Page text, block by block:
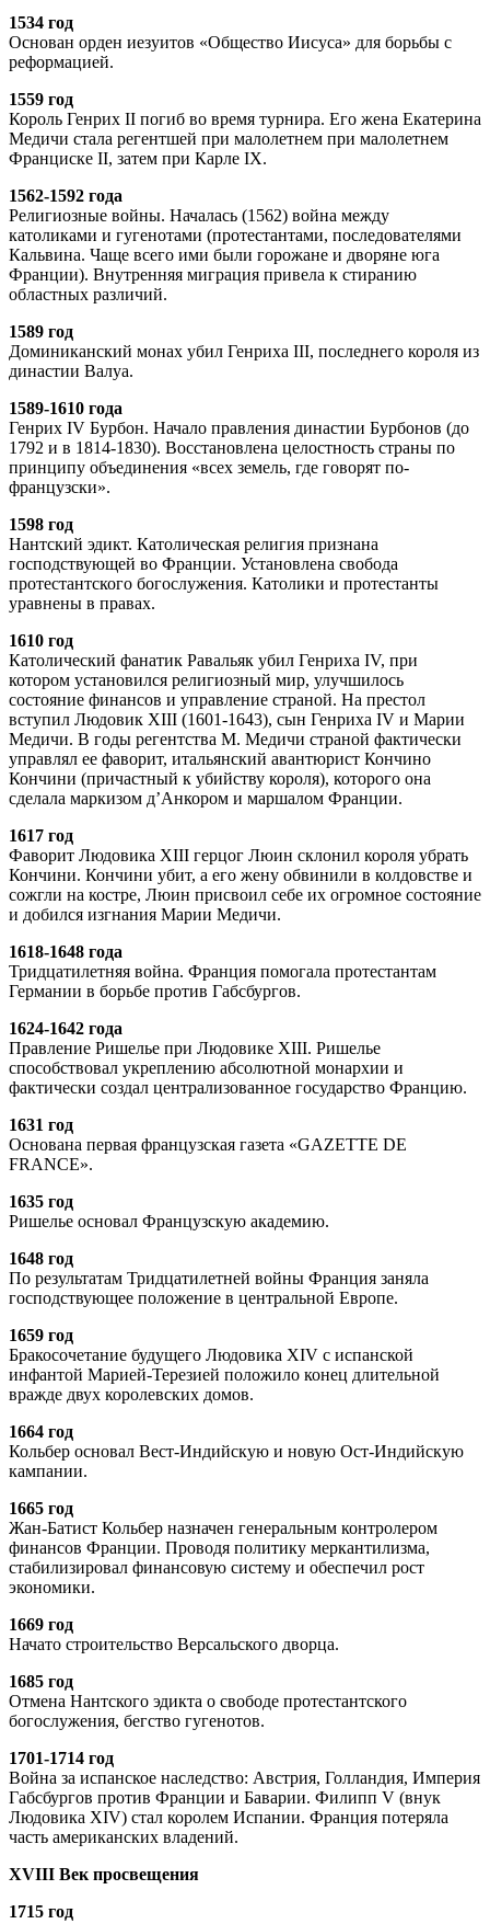
1534 год
Основан орден иезуитов «Общество Иисуса» для борьбы с
реформацией.
1559 год
Король Генрих II погиб во время турнира. Его жена Екатерина
Медичи стала регентшей при малолетнем при малолетнем
Франциске II, затем при Карле IX.
1562-1592 года
Религиозные войны. Началась (1562) война между
католиками и гугенотами (протестантами, последователями
Кальвина. Чаще всего ими были горожане и дворяне юга
Франции). Внутренняя миграция привела к стиранию
областных различий.
1589 год
Доминиканский монах убил Генриха III, последнего короля из
династии Валуа.
1589-1610 года
Генрих IV Бурбон. Начало правления династии Бурбонов (до
1792 и в 1814-1830). Восстановлена целостность страны по
принципу объединения «всех земель, где говорят по-
французски».
1598 год
Нантский эдикт. Католическая религия признана
господствующей во Франции. Установлена свобода
протестантского богослужения. Католики и протестанты
уравнены в правах.
1610 год
Католический фанатик Равальяк убил Генриха IV, при
котором установился религиозный мир, улучшилось
состояние финансов и управление страной. На престол
вступил Людовик ХIII (1601-1643), сын Генриха IV и Марии
Медичи. В годы регентства М. Медичи страной фактически
управлял ее фаворит, итальянский авантюрист Кончино
Кончини (причастный к убийству короля), которого она
сделала маркизом д’Анкором и маршалом Франции.
1617 год
Фаворит Людовика XIII герцог Люин склонил короля убрать
Кончини. Кончини убит, а его жену обвинили в колдовстве и
сожгли на костре, Люин присвоил себе их огромное состояние
и добился изгнания Марии Медичи.
1618-1648 года
Тридцатилетняя война. Франция помогала протестантам
Германии в борьбе против Габсбургов.
1624-1642 года
Правление Ришелье при Людовике XIII. Ришелье
способствовал укреплению абсолютной монархии и
фактически создал централизованное государство Францию.
1631 год
Основана первая французская газета «GAZETTE DE
FRANCE».
1635 год
Ришелье основал Французскую академию.
1648 год
По результатам Тридцатилетней войны Франция заняла
господствующее положение в центральной Европе.
1659 год
Бракосочетание будущего Людовика ХIV с испанской
инфантой Марией-Терезией положило конец длительной
вражде двух королевских домов.
1664 год
Кольбер основал Вест-Индийскую и новую Ост-Индийскую
кампании.
1665 год
Жан-Батист Кольбер назначен генеральным контролером
финансов Франции. Проводя политику меркантилизма,
стабилизировал финансовую систему и обеспечил рост
экономики.
1669 год
Начато строительство Версальского дворца.
1685 год
Отмена Нантского эдикта о свободе протестантского
богослужения, бегство гугенотов.
1701-1714 год
Война за испанское наследство: Австрия, Голландия, Империя
Габсбургов против Франции и Баварии. Филипп V (внук
Людовика XIV) стал королем Испании. Франция потеряла
часть американских владений.
XVIII Век просвещения
1715 год